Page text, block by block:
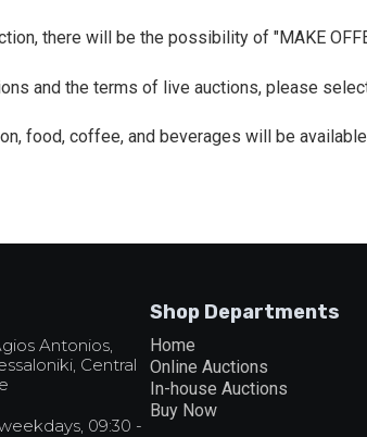
there will be the possibility of "MAKE
and the terms of live auctions, please
food, coffee, and beverages will be
Antonios,
Central
09:30 -
Shop Departments
Home
Online Auctions
In-house Auctions
Buy Now